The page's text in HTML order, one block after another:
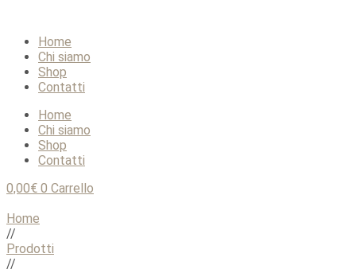
Home
Chi siamo
Shop
Contatti
Home
Chi siamo
Shop
Contatti
0,00€ 0 Carrello
Home
//
Prodotti
//